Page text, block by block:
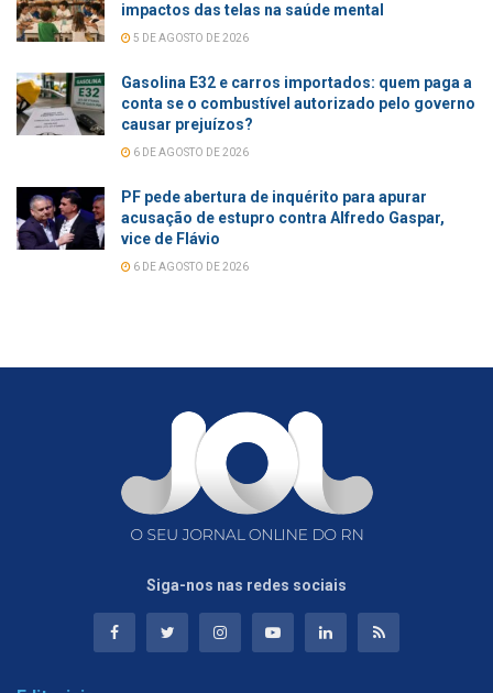
impactos das telas na saúde mental
5 DE AGOSTO DE 2026
Gasolina E32 e carros importados: quem paga a
conta se o combustível autorizado pelo governo
causar prejuízos?
6 DE AGOSTO DE 2026
PF pede abertura de inquérito para apurar
acusação de estupro contra Alfredo Gaspar,
vice de Flávio
6 DE AGOSTO DE 2026
Siga-nos nas redes sociais